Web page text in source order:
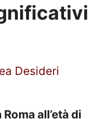
Desideri
all’età di